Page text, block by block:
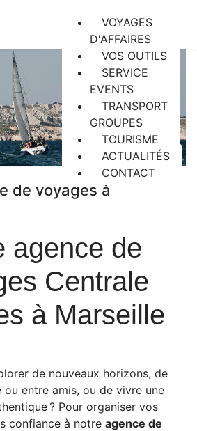
VOYAGES
D'AFFAIRES
VOS OUTILS
SERVICE
EVENTS
TRANSPORT
GROUPES
TOURISME
ACTUALITÉS
CONTACT
de voyages à
agence de
Centrale
à Marseille
de nouveaux horizons, de
entre amis, ou de vivre une
? Pour organiser vos
confiance à notre agence de